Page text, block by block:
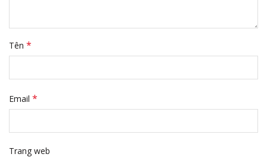
Tên *
Email *
Trang web